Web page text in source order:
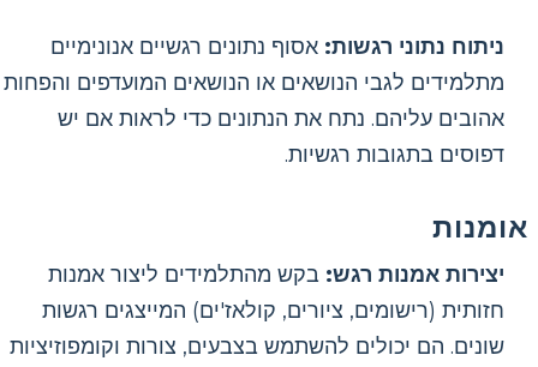
ניתוח נתוני רגשות: אסוף נתונים רגשיים אנונימיים
מתלמידים לגבי הנושאים או הנושאים המועדפים והפחות
אהובים עליהם. נתח את הנתונים כדי לראות אם יש
דפוסים בתגובות רגשיות.
אומנות
יצירות אמנות רגש: בקש מהתלמידים ליצור אמנות
חזותית (רישומים, ציורים, קולאז'ים) המייצגים רגשות
שונים. הם יכולים להשתמש בצבעים, צורות וקומפוזיציות